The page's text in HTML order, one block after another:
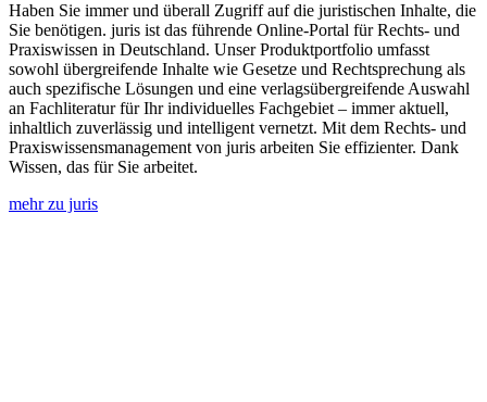
Haben Sie immer und überall Zugriff auf die juristischen Inhalte, die
Sie benötigen. juris ist das führende Online-Portal für Rechts- und
Praxiswissen in Deutschland. Unser Produktportfolio umfasst
sowohl übergreifende Inhalte wie Gesetze und Rechtsprechung als
auch spezifische Lösungen und eine verlagsübergreifende Auswahl
an Fachliteratur für Ihr individuelles Fachgebiet – immer aktuell,
inhaltlich zuverlässig und intelligent vernetzt. Mit dem Rechts- und
Praxiswissensmanagement von juris arbeiten Sie effizienter. Dank
Wissen, das für Sie arbeitet.
mehr zu juris